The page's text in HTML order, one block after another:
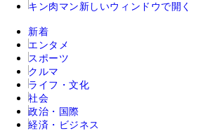
キン肉マン 新しいウィンドウで開く
新着
エンタメ
スポーツ
クルマ
ライフ・文化
社会
政治・国際
経済・ビジネス